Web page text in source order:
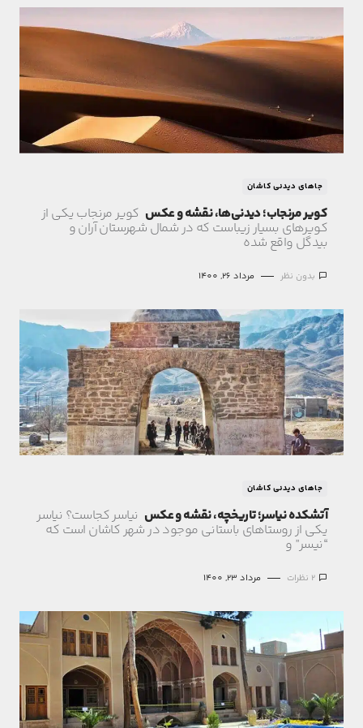
جاهای دیدنی کاشان
کویر مرنجاب؛ دیدنی‌ها، نقشه و عکس کویر مرنجاب یکی از
کویرهای بسیار زیباست که در شمال شهرستان آران و
بیدگل واقع شده
بدون نظر مرداد 26, 1400
جاهای دیدنی کاشان
آتشکده نیاسر؛ تاریخچه، نقشه و عکس نیاسر کجاست؟ نیاسر
یکی از روستاهای باستانی موجود در شهر کاشان است که
“نیسر” و
2 نظرات مرداد 23, 1400